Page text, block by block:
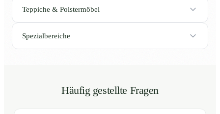
Teppiche & Polstermöbel
Spezialbereiche
Häufig gestellte Fragen